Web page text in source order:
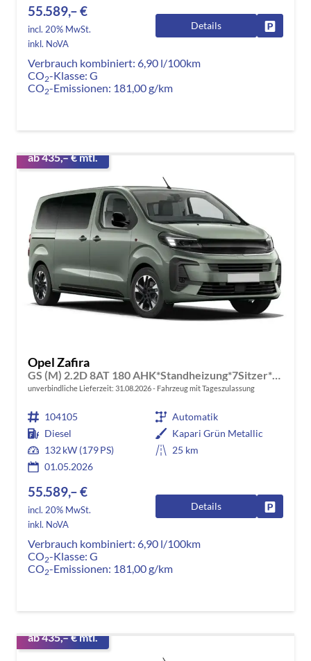
55.589,– €
incl. 20% MwSt.
inkl. NoVA
Details
Verbrauch kombiniert: 6,90 l/100km
CO2-Klasse: G
CO2-Emissionen: 181,00 g/km
ab 435,– € mtl.
Opel Zafira
GS (M) 2.2D 8AT 180 AHK*Standheizung*7Sitzer*Leder*Android Auto*Navi*SHZ*Kamera
unverbindliche Lieferzeit: 31.08.2026 Fahrzeug mit Tageszulassung
104105
Automatik
Diesel
Kapari Grün Metallic
132 kW (179 PS)
25 km
01.05.2026
55.589,– €
incl. 20% MwSt.
inkl. NoVA
Details
Verbrauch kombiniert: 6,90 l/100km
CO2-Klasse: G
CO2-Emissionen: 181,00 g/km
ab 435,– € mtl.